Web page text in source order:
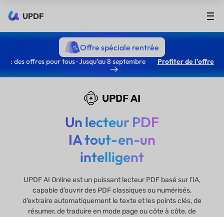
UPDF
Offre spéciale rentrée
: des offres pour tous · Jusqu’au 8 septembre Profiter de l’offre
UPDF AI
Un lecteur PDF
IA tout-en-un
intelligent
UPDF AI Online est un puissant lecteur PDF basé sur l’IA,
capable d’ouvrir des PDF classiques ou numérisés,
d’extraire automatiquement le texte et les points clés, de
résumer, de traduire en mode page ou côte à côte, de